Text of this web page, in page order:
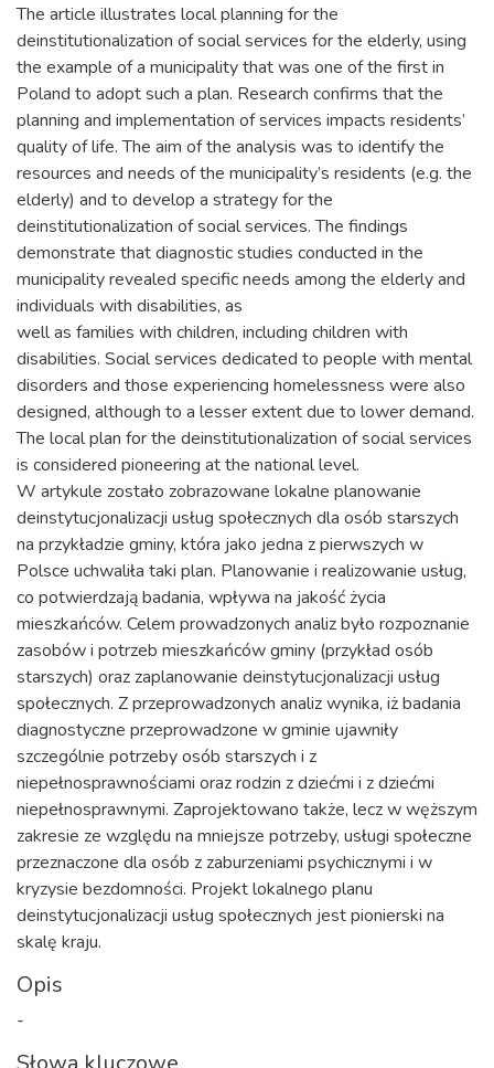
The article illustrates local planning for the
deinstitutionalization of social services for the elderly, using
the example of a municipality that was one of the first in
Poland to adopt such a plan. Research confirms that the
planning and implementation of services impacts residents’
quality of life. The aim of the analysis was to identify the
resources and needs of the municipality’s residents (e.g. the
elderly) and to develop a strategy for the
deinstitutionalization of social services. The findings
demonstrate that diagnostic studies conducted in the
municipality revealed specific needs among the elderly and
individuals with disabilities, as
well as families with children, including children with
disabilities. Social services dedicated to people with mental
disorders and those experiencing homelessness were also
designed, although to a lesser extent due to lower demand.
The local plan for the deinstitutionalization of social services
is considered pioneering at the national level.
W artykule zostało zobrazowane lokalne planowanie
deinstytucjonalizacji usług społecznych dla osób starszych
na przykładzie gminy, która jako jedna z pierwszych w
Polsce uchwaliła taki plan. Planowanie i realizowanie usług,
co potwierdzają badania, wpływa na jakość życia
mieszkańców. Celem prowadzonych analiz było rozpoznanie
zasobów i potrzeb mieszkańców gminy (przykład osób
starszych) oraz zaplanowanie deinstytucjonalizacji usług
społecznych. Z przeprowadzonych analiz wynika, iż badania
diagnostyczne przeprowadzone w gminie ujawniły
szczególnie potrzeby osób starszych i z
niepełnosprawnościami oraz rodzin z dziećmi i z dziećmi
niepełnosprawnymi. Zaprojektowano także, lecz w węższym
zakresie ze względu na mniejsze potrzeby, usługi społeczne
przeznaczone dla osób z zaburzeniami psychicznymi i w
kryzysie bezdomności. Projekt lokalnego planu
deinstytucjonalizacji usług społecznych jest pionierski na
skalę kraju.
Opis
-